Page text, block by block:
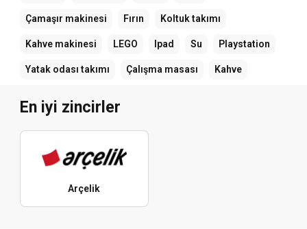
Çamaşır makinesi Fırın Koltuk takımı
Kahve makinesi LEGO Ipad Su Playstation
Yatak odası takımı Çalışma masası Kahve
En iyi zincirler
Arçelik